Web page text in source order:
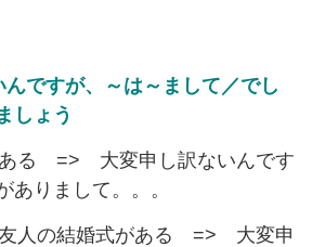
んですが、～は～まして／でし
しょう
ある => 大変申し訳ないんです
ありまして。。。
友人の結婚式がある => 大変申